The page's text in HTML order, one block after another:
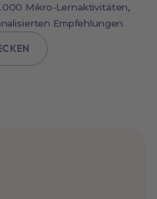
Mikro-Lernaktivitäten,
Empfehlungen.